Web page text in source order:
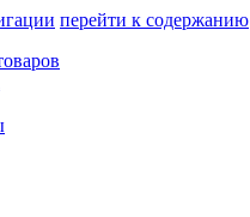
перейти к содержанию